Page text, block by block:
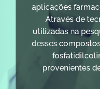
aplicações
Através de
utilizadas na
desses
provenientes